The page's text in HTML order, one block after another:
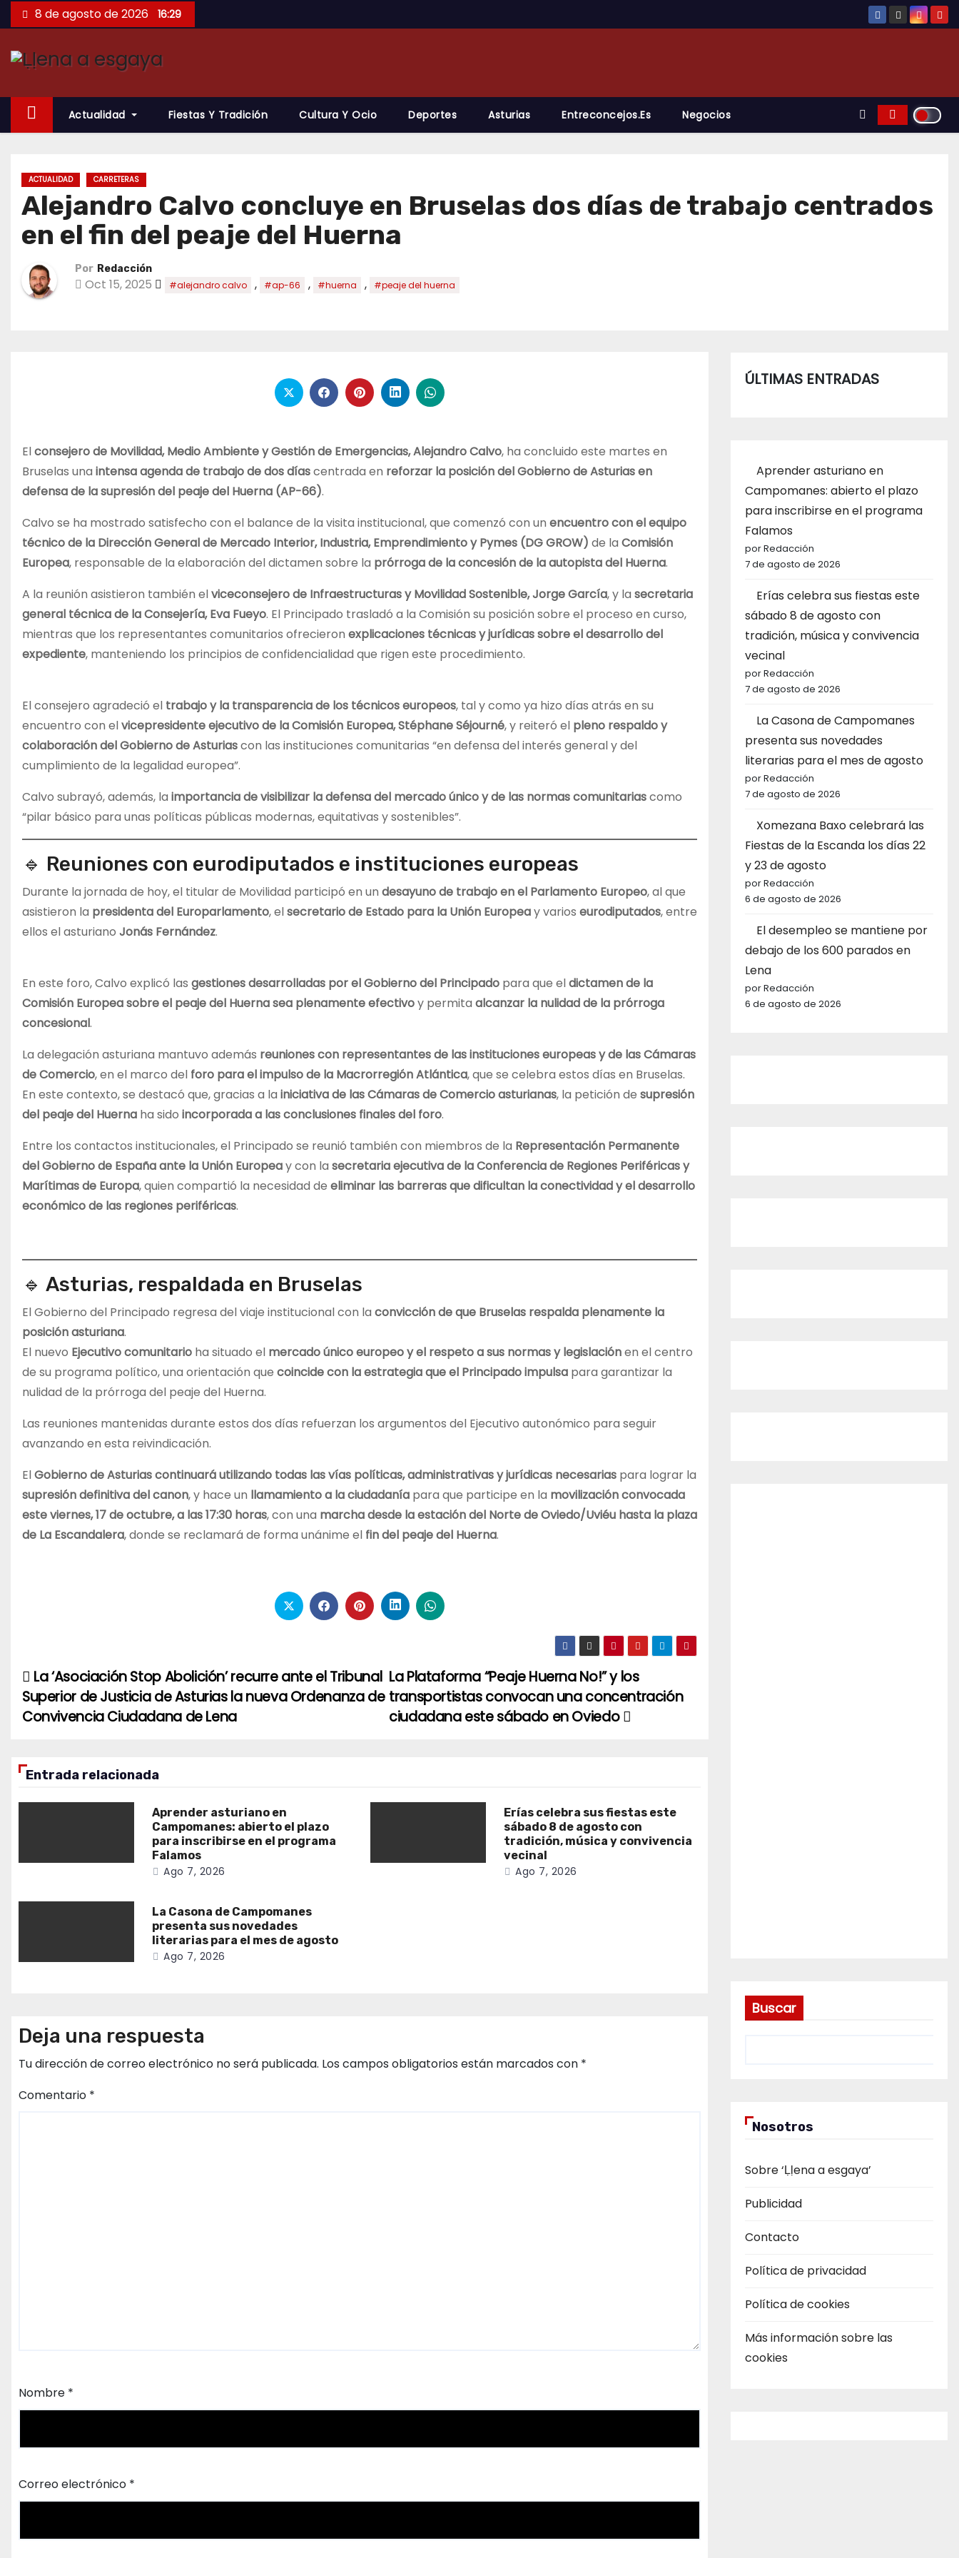
Saltar
al
contenido
8 de agosto de 2026 16:29
Actualidad Fiestas Y Tradición Cultura Y Ocio Deportes Asturias Entreconcejos.es Negocios
ACTUALIDAD CARRETERAS
Alejandro Calvo concluye en Bruselas dos días de trabajo centrados
en el fin del peaje del Huerna
Por Redacción
Oct 15, 2025 #alejandro calvo , #ap-66 , #huerna , #peaje del huerna
Elconsejero de Movilidad, Medio Ambiente y Gestión de Emergencias, Alejandro Calvo, ha concluido este martes en
Bruselas una intensa agenda de trabajo de dos díascentrada en reforzar la posición del Gobierno de Asturias en
defensa de la supresión del peaje del Huerna (AP-66).
Calvo se ha mostrado satisfecho con el balance de la visita institucional, que comenzó con un encuentro con el equipo
técnico de la Dirección General de Mercado Interior, Industria, Emprendimiento y Pymes (DG GROW) de la Comisión
Europea, responsable de la elaboración del dictamen sobre la prórroga de la concesión de la autopista del Huerna.
A la reunión asistieron también elviceconsejero de Infraestructuras y Movilidad Sostenible, Jorge García, y la secretaria
general técnica de la Consejería, Eva Fueyo. El Principado trasladó a la Comisión su posición sobre el proceso en curso,
mientras que los representantes comunitarios ofrecieron explicaciones técnicas y jurídicas sobre el desarrollo del
expediente, manteniendo los principios de confidencialidad que rigen este procedimiento.
El consejero agradeció el trabajo y la transparencia de los técnicos europeos, tal y como ya hizo días atrás en su
encuentro con elvicepresidente ejecutivo de la Comisión Europea, Stéphane Séjourné, y reiteró el pleno respaldo y
colaboración del Gobierno de Asturiascon las instituciones comunitarias “en defensa del interés general y del
cumplimiento de la legalidad europea”.
Calvo subrayó, además, la importancia de visibilizar la defensa del mercado único y de las normas comunitariascomo
“pilar básico para unas políticas públicas modernas, equitativas y sostenibles”.
🔹 Reuniones con eurodiputados e instituciones europeas
Durante la jornada de hoy, el titular de Movilidad participó en un desayuno de trabajo en el Parlamento Europeo, al que
asistieron la presidenta del Europarlamento, elsecretario de Estado para la Unión Europeay varios eurodiputados, entre
ellos el asturiano Jonás Fernández.
En este foro, Calvo explicó las gestiones desarrolladas por el Gobierno del Principado para que eldictamen de la
Comisión Europea sobre el peaje del Huerna sea plenamente efectivoy permita alcanzar la nulidad de la prórroga
concesional.
La delegación asturiana mantuvo además reuniones con representantes de las instituciones europeas y de las Cámaras
de Comercio, en el marco del foro para el impulso de la Macrorregión Atlántica, que se celebra estos días en Bruselas.
En este contexto, se destacó que, gracias a la iniciativa de las Cámaras de Comercio asturianas, la petición de supresión
del peaje del Huerna ha sido incorporada a las conclusiones finales del foro.
Entre los contactos institucionales, el Principado se reunió también con miembros de la Representación Permanente
del Gobierno de España ante la Unión Europeay con la secretaria ejecutiva de la Conferencia de Regiones Periféricas y
Marítimas de Europa, quien compartió la necesidad de eliminar las barreras que dificultan la conectividad y el desarrollo
económico de las regiones periféricas.
🔹 Asturias, respaldada en Bruselas
El Gobierno del Principado regresa del viaje institucional con la convicción de que Bruselas respalda plenamente la
posición asturiana.
El nuevo Ejecutivo comunitario ha situado el mercado único europeo y el respeto a sus normas y legislaciónen el centro
de su programa político, una orientación que coincide con la estrategia que el Principado impulsa para garantizar la
nulidad de la prórroga del peaje del Huerna.
Las reuniones mantenidas durante estos dos días refuerzan los argumentos del Ejecutivo autonómico para seguir
avanzando en esta reivindicación.
ElGobierno de Asturias continuará utilizando todas las vías políticas, administrativas y jurídicas necesarias para lograr la
supresión definitiva del canon, y hace un llamamiento a la ciudadanía para que participe en la movilización convocada
este viernes, 17 de octubre, a las 17:30 horas, con una marcha desde la estación del Norte de Oviedo/Uviéu hasta la plaza
de La Escandalera, donde se reclamará de forma unánime el fin del peaje del Huerna.
Navegación
de
La Plataforma “Peaje Huerna No!” y los
transportistas convocan una concentración
ciudadana este sábado en Oviedo
La ‘Asociación Stop Abolición’ recurre ante el Tribunal
Superior de Justicia de Asturias la nueva Ordenanza de
Convivencia Ciudadana de Lena
Entrada relacionada
Aprender asturiano en
Campomanes: abierto el plazo
para inscribirse en el programa
Falamos
Ago 7, 2026
Erías celebra sus fiestas este
sábado 8 de agosto con
tradición, música y convivencia
vecinal
Ago 7, 2026
La Casona de Campomanes
presenta sus novedades
literarias para el mes de agosto
Ago 7, 2026
Deja una respuesta
Tu dirección de correo electrónico no será publicada. Los campos obligatorios están marcados con *
Comentario *
Nombre *
Correo electrónico *
ÚLTIMAS ENTRADAS
Aprender asturiano en
Campomanes: abierto el plazo
para inscribirse en el programa
Falamos
por Redacción
7 de agosto de 2026
Erías celebra sus fiestas este
sábado 8 de agosto con
tradición, música y convivencia
vecinal
por Redacción
7 de agosto de 2026
La Casona de Campomanes
presenta sus novedades
literarias para el mes de agosto
por Redacción
7 de agosto de 2026
Xomezana Baxo celebrará las
Fiestas de la Escanda los días 22
y 23 de agosto
por Redacción
6 de agosto de 2026
El desempleo se mantiene por
debajo de los 600 parados en
Lena
por Redacción
6 de agosto de 2026
Buscar
Nosotros
Sobre ‘Ḷḷena a esgaya’
Publicidad
Contacto
Política de privacidad
Política de cookies
Más información sobre las
cookies